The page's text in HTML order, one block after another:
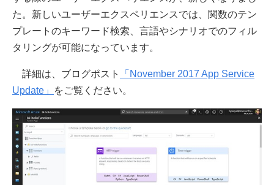
た。新しいユーザーエクスペリエンスでは、関数のテン
プレートのキーワード検索、言語やシナリオでのフィル
タリングが可能になっています。
詳細は、ブログポスト
「November 2017 App Service
Update」
をご覧ください。